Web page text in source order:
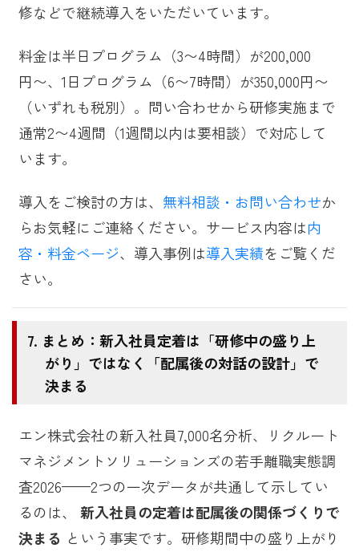
修などで継続導入をいただいています。
料金は半日プログラム（3〜4時間）が200,000
円〜、1日プログラム（6〜7時間）が350,000円〜
（いずれも税別）。問い合わせから研修実施まで
通常2〜4週間（1週間以内は要相談）で対応して
います。
導入をご検討の方は、 無料相談・お問い合わせか
らお気軽にご連絡ください。サービス内容は内
容・料金ページ、導入事例は導入実績をご覧くだ
さい。
まとめ：新入社員定着は「研修中の盛り上
がり」ではなく「配属後の対話の設計」で
決まる
エン株式会社の新入社員7,000名分析、リクルート
マネジメントソリューションズの若手離職実態調
査2026——2つの一次データが共通して示してい
るのは、 新入社員の定着は配属後の関係づくりで
決まる という事実です。研修期間中の盛り上がり